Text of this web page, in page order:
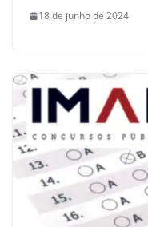
18 de junho de 2024